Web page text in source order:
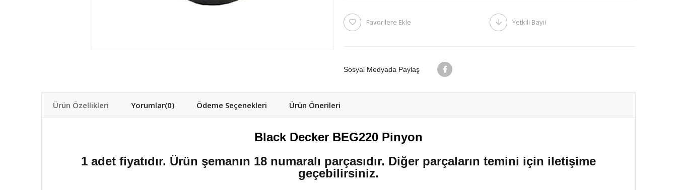
Favorilere Ekle Yetkili Bayii
Sosyal Medyada Paylaş
Ürün Özellikleri Yorumlar(0) Ödeme Seçenekleri Ürün Önerileri
Black Decker BEG220 Pinyon
1 adet fiyatıdır. Ürün şemanın 18 numaralı parçasıdır. Diğer parçaların temini için iletişime
geçebilirsiniz.